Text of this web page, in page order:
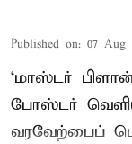
Published on: 07 Aug
‘மாஸ்டர்
போஸ்டர்
வரவேற்பைப்